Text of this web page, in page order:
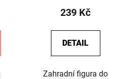
239 Kč
DETAIL
Zahradní figura do